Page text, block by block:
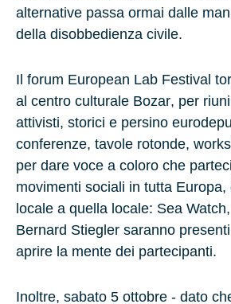
alternative passa ormai dalle
della disobbedienza civile.
Il forum European Lab Festival
al centro culturale Bozar, per
attivisti, storici e persino
conferenze, tavole rotonde,
per dare voce a coloro che
movimenti sociali in tutta
locale a quella locale: Sea Watch,
Bernard Stiegler saranno
aprire la mente dei partecipanti.
Inoltre, sabato 5 ottobre - dato